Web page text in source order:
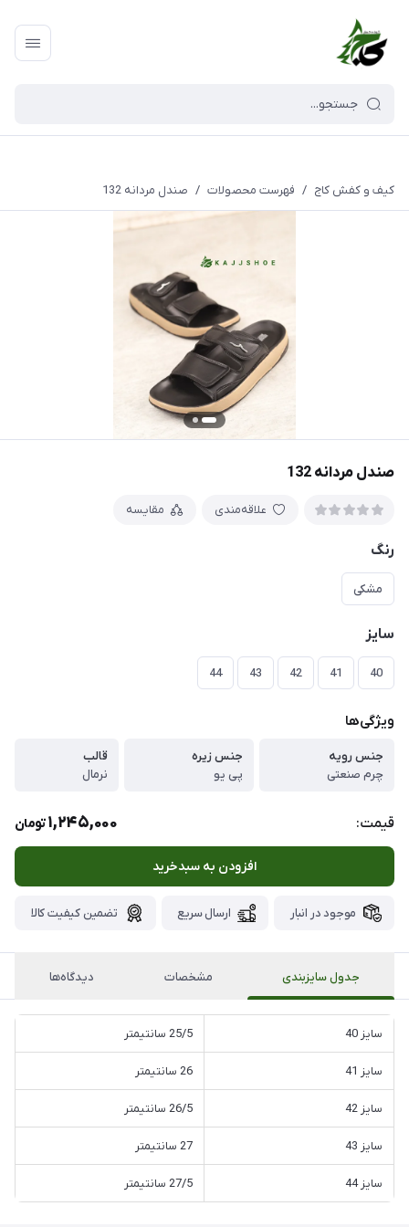
کیف و کفش کاج / فهرست محصولات / صندل مردانه 132
صندل مردانه 132
علاقه‌مندی مقایسه
رنگ
مشکی
سایز
40
41
42
43
44
ویژگی‌ها
جنس رویه
چرم صنعتی
جنس زیره
پی یو
قالب
نرمال
قیمت: 1,245,000تومان
افزودن به سبدخرید
موجود در انبار ارسال سریع تضمین کیفیت کالا
جدول سایزبندی مشخصات دیدگاه‌ها
سایز 40 25/5 سانتیمتر
سایز 41 26 سانتیمتر
سایز 42 26/5 سانتیمتر
سایز 43 27 سانتیمتر
سایز 44 27/5 سانتیمتر